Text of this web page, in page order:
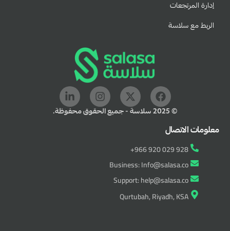
© 2025 سلاسة - جميع الحقوق محفوظة.
معلومات الاتصال
+966 920 029 928
Business: Info@salasa.co
Support: help@salasa.co
Qurtubah, Riyadh, KSA
إدارة المرتجعات
الربط مع سلاسة